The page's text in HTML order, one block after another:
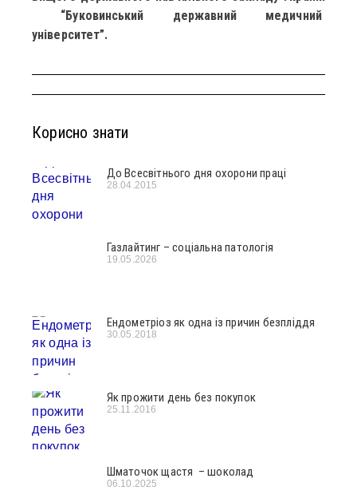
“Буковинський державний медичний
університет”.
Корисно знати
До Всесвітнього дня охорони праці
28.04.2015
Газлайтинг – соціальна патологія
19.05.2026
Ендометріоз як одна із причин безпліддя
30.05.2018
Як прожити день без покупок
25.11.2016
Шматочок щастя – шоколад
06.10.2025